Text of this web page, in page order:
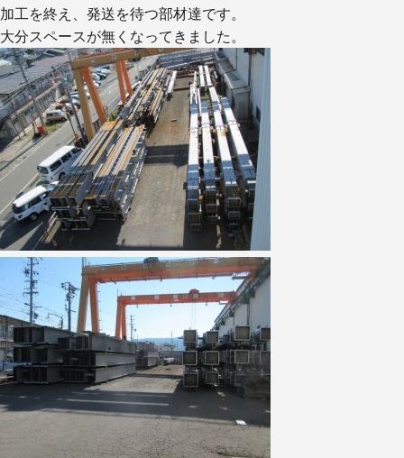
加工を終え、発送を待つ部材達です。
大分スペースが無くなってきました。